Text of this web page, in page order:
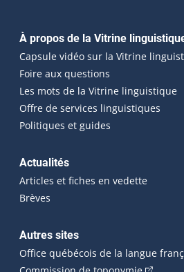
Navigation
À propos de la Vitrine
Capsule vidéo sur la Vitrine
Foire aux questions
Les mots de la Vitrine linguistique
Offre de services linguistiques
Politiques et guides
Actualités
Articles et fiches en vedette
Brèves
Autres sites
Office québécois de la langue
(Cet